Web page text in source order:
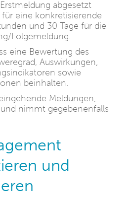
abgesetzt
eine konkretisierende
und 30 Tage für die
Folgemeldung.
eine Bewertung des
Auswirkungen,
sowie
beinhalten.
Meldungen,
nimmt gegebenenfalls
und